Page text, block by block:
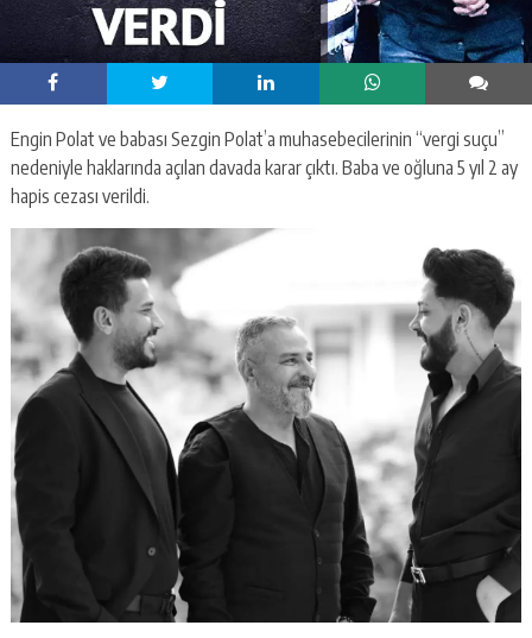
Engin Polat ve babası Sezgin Polat’a muhasebecilerinin “vergi suçu”
nedeniyle haklarında açılan davada karar çıktı. Baba ve oğluna 5 yıl 2 ay
hapis cezası verildi.